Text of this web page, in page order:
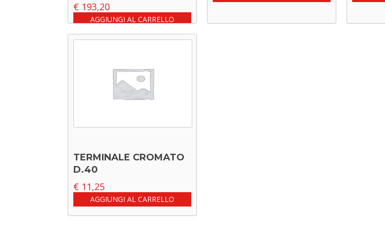
€ 193,20
AGGIUNGI AL CARRELLO
TERMINALE CROMATO
D.40
€ 11,25
AGGIUNGI AL CARRELLO